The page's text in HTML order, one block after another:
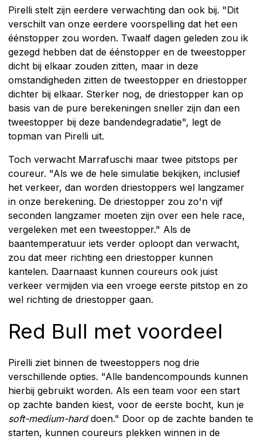
Pirelli stelt zijn eerdere verwachting dan ook bij. "Dit
verschilt van onze eerdere voorspelling dat het een
éénstopper zou worden. Twaalf dagen geleden zou ik
gezegd hebben dat de éénstopper en de tweestopper
dicht bij elkaar zouden zitten, maar in deze
omstandigheden zitten de tweestopper en driestopper
dichter bij elkaar. Sterker nog, de driestopper kan op
basis van de pure berekeningen sneller zijn dan een
tweestopper bij deze bandendegradatie", legt de
topman van Pirelli uit.
Toch verwacht Marrafuschi maar twee pitstops per
coureur. "Als we de hele simulatie bekijken, inclusief
het verkeer, dan worden driestoppers wel langzamer
in onze berekening. De driestopper zou zo'n vijf
seconden langzamer moeten zijn over een hele race,
vergeleken met een tweestopper." Als de
baantemperatuur iets verder oploopt dan verwacht,
zou dat meer richting een driestopper kunnen
kantelen. Daarnaast kunnen coureurs ook juist
verkeer vermijden via een vroege eerste pitstop en zo
wel richting de driestopper gaan.
Red Bull met voordeel
Pirelli ziet binnen de tweestoppers nog drie
verschillende opties. "Alle bandencompounds kunnen
hierbij gebruikt worden. Als een team voor een start
op zachte banden kiest, voor de eerste bocht, kun je
soft-medium-harddoen." Door op de zachte banden te
starten, kunnen coureurs plekken winnen in de